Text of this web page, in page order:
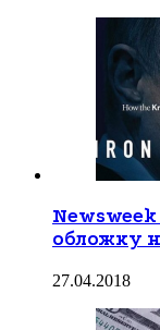
обложку
27.04.2018